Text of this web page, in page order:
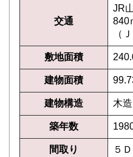
交通
JR
（
敷地面積
建物面積
建物構造 木
築年数
間取り ５